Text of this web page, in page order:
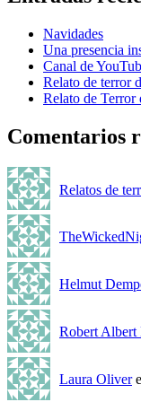
Navidades
Una presencia
Canal de
Relato de terror
Relato de Terror
Comentarios
Relatos de
Helmut
Robert
Laura Oliver